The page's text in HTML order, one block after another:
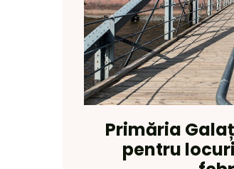
Primăria
pentru